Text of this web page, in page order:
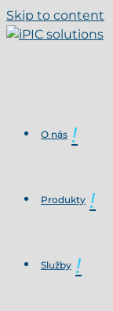
Skip to content
O nás
Produkty
Služby